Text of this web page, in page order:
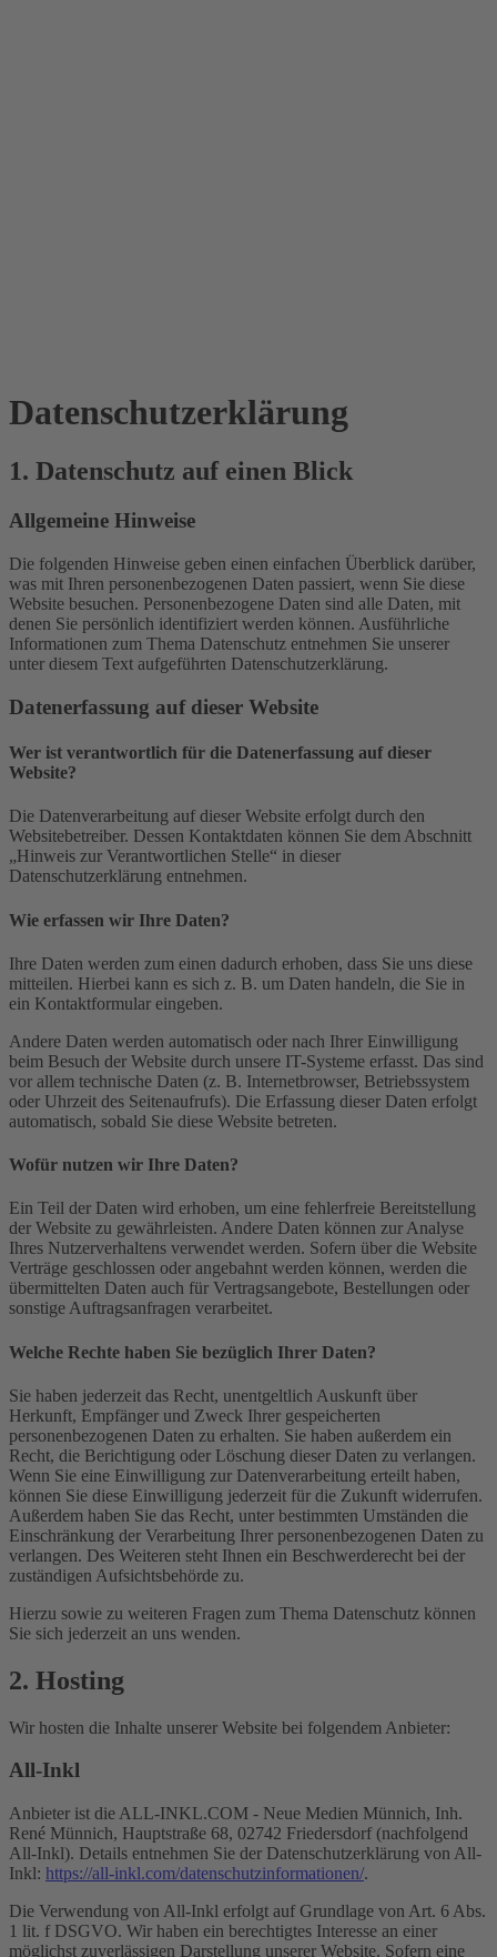
Datenschutz­erklärung
1. Datenschutz auf einen Blick
Allgemeine Hinweise
Die folgenden Hinweise geben einen einfachen Überblick darüber,
was mit Ihren personenbezogenen Daten passiert, wenn Sie diese
Website besuchen. Personenbezogene Daten sind alle Daten, mit
denen Sie persönlich identifiziert werden können. Ausführliche
Informationen zum Thema Datenschutz entnehmen Sie unserer
unter diesem Text aufgeführten Datenschutzerklärung.
Datenerfassung auf dieser Website
Wer ist verantwortlich für die Datenerfassung auf dieser
Website?
Die Datenverarbeitung auf dieser Website erfolgt durch den
Websitebetreiber. Dessen Kontaktdaten können Sie dem Abschnitt
„Hinweis zur Verantwortlichen Stelle“ in dieser
Datenschutzerklärung entnehmen.
Wie erfassen wir Ihre Daten?
Ihre Daten werden zum einen dadurch erhoben, dass Sie uns diese
mitteilen. Hierbei kann es sich z. B. um Daten handeln, die Sie in
ein Kontaktformular eingeben.
Andere Daten werden automatisch oder nach Ihrer Einwilligung
beim Besuch der Website durch unsere IT-Systeme erfasst. Das sind
vor allem technische Daten (z. B. Internetbrowser, Betriebssystem
oder Uhrzeit des Seitenaufrufs). Die Erfassung dieser Daten erfolgt
automatisch, sobald Sie diese Website betreten.
Wofür nutzen wir Ihre Daten?
Ein Teil der Daten wird erhoben, um eine fehlerfreie Bereitstellung
der Website zu gewährleisten. Andere Daten können zur Analyse
Ihres Nutzerverhaltens verwendet werden. Sofern über die Website
Verträge geschlossen oder angebahnt werden können, werden die
übermittelten Daten auch für Vertragsangebote, Bestellungen oder
sonstige Auftragsanfragen verarbeitet.
Welche Rechte haben Sie bezüglich Ihrer Daten?
Sie haben jederzeit das Recht, unentgeltlich Auskunft über
Herkunft, Empfänger und Zweck Ihrer gespeicherten
personenbezogenen Daten zu erhalten. Sie haben außerdem ein
Recht, die Berichtigung oder Löschung dieser Daten zu verlangen.
Wenn Sie eine Einwilligung zur Datenverarbeitung erteilt haben,
können Sie diese Einwilligung jederzeit für die Zukunft widerrufen.
Außerdem haben Sie das Recht, unter bestimmten Umständen die
Einschränkung der Verarbeitung Ihrer personenbezogenen Daten zu
verlangen. Des Weiteren steht Ihnen ein Beschwerderecht bei der
zuständigen Aufsichtsbehörde zu.
Hierzu sowie zu weiteren Fragen zum Thema Datenschutz können
Sie sich jederzeit an uns wenden.
2. Hosting
Wir hosten die Inhalte unserer Website bei folgendem Anbieter:
All-Inkl
Anbieter ist die ALL-INKL.COM - Neue Medien Münnich, Inh.
René Münnich, Hauptstraße 68, 02742 Friedersdorf (nachfolgend
All-Inkl). Details entnehmen Sie der Datenschutzerklärung von All-
Inkl: https://all-inkl.com/datenschutzinformationen/.
Die Verwendung von All-Inkl erfolgt auf Grundlage von Art. 6 Abs.
1 lit. f DSGVO. Wir haben ein berechtigtes Interesse an einer
möglichst zuverlässigen Darstellung unserer Website. Sofern eine